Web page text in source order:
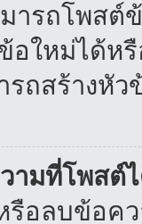
ารถโพส
อใหม่ได้ห
ถสร้างหั
มที่โพสต์ไ
อลบข้อคว